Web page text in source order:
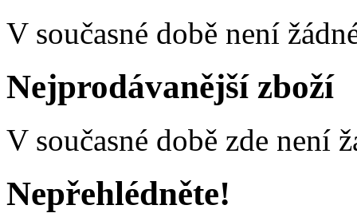
V současné době není
Nejprodávanější zboží
V současné době zde není
Nepřehlédněte!